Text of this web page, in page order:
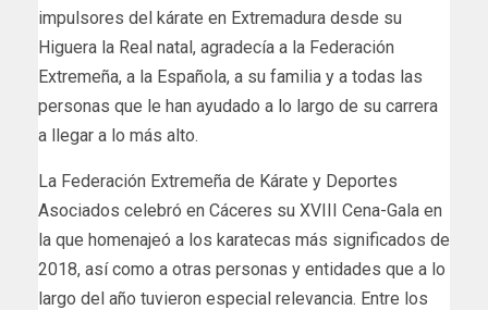
impulsores del kárate en Extremadura desde su
Higuera la Real natal, agradecía a la Federación
Extremeña, a la Española, a su familia y a todas las
personas que le han ayudado a lo largo de su carrera
a llegar a lo más alto.
La Federación Extremeña de Kárate y Deportes
Asociados celebró en Cáceres su XVIII Cena-Gala en
la que homenajeó a los karatecas más significados de
2018, así como a otras personas y entidades que a lo
largo del año tuvieron especial relevancia. Entre los